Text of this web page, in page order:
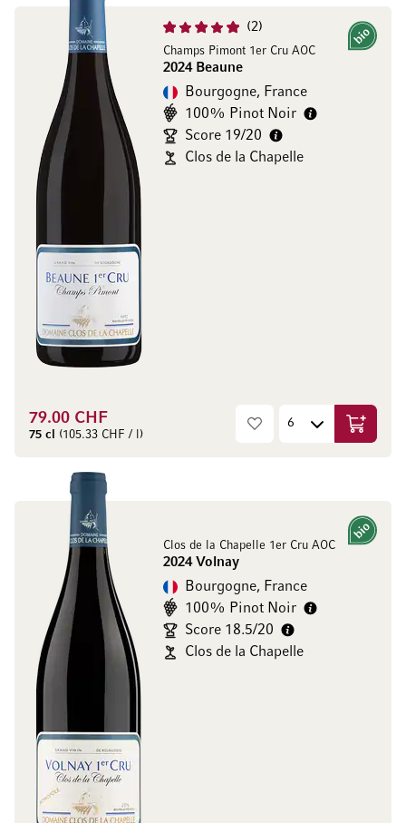
2
Champs Pimont 1er Cru AOC
2024 Beaune
Bio
Bourgogne, France
100% Pinot Noir
Score 19/20
Clos de la Chapelle
79.00 CHF
75 cl (105.33 CHF / l) Ajouter
Clos de la Chapelle 1er Cru AOC
2024 Volnay
Bio
Bourgogne, France
100% Pinot Noir
Score 18.5/20
Clos de la Chapelle